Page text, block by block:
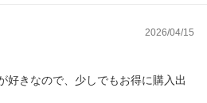
2026/04/15
好きなので、少しでもお得に購入出